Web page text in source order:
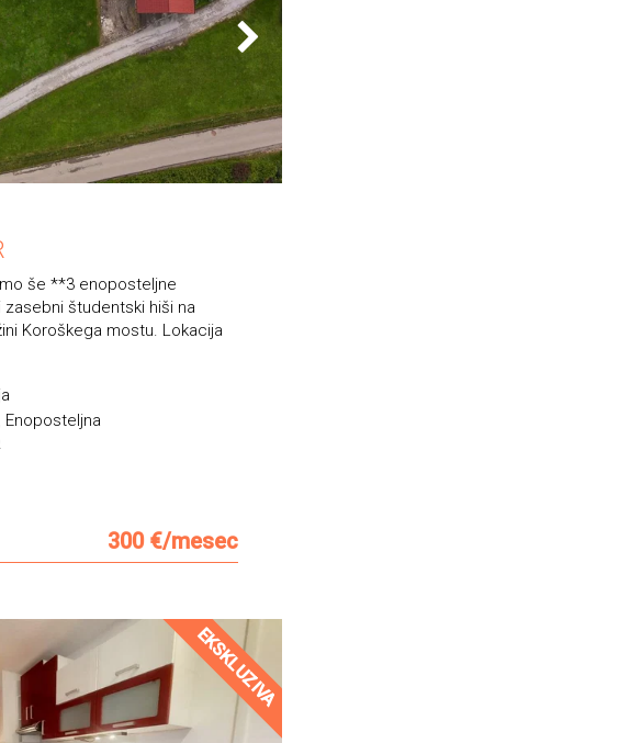
še **3 enoposteljne
študentski hiši na
Koroškega mostu. Lokacija
Enoposteljna
300 €/mesec
EKSKLUZIVA